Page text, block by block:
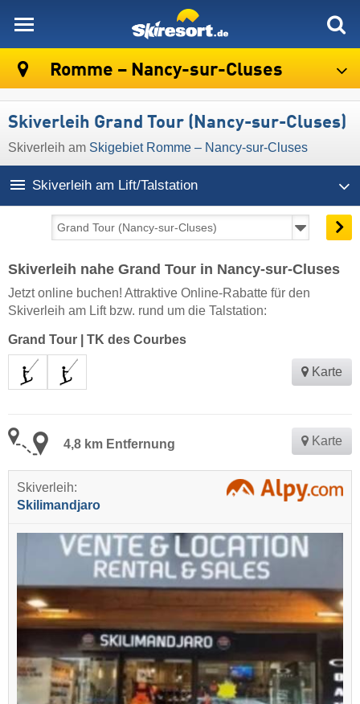
Romme – Nancy-sur-Cluses
Skiverleih Grand Tour (Nancy-sur-Cluses)
Skiverleih am Skigebiet Romme – Nancy-sur-Cluses
Skiverleih am Lift/Talstation
Skiverleih nahe Grand Tour in Nancy-sur-Cluses
Jetzt online buchen! Attraktive Online-Rabatte für den
Skiverleih am Lift bzw. rund um die Talstation:
Grand Tour TK des Courbes
Karte
4,8 km Entfernung Karte
Skiverleih:
Skilimandjaro